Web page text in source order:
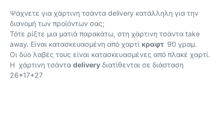
Ψάχνετε για χάρτινη τσάντα delivery κατάλληλη για την
διανομή των προϊόντων σας;
Τότε ρίξτε μια ματιά παρακάτω, στη χάρτινη τσάντα take
away. Είναι κατασκευασμένη από χαρτί κραφτ 90 γραμ.
Οι δύο λαβές τους είναι κατασκευασμένες από πλακέ χαρτί.
Η χάρτινη τσάντα delivery διατίθενται σε διάσταση
26*17*27